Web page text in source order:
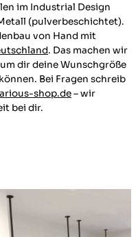
im Industrial Design
(pulverbeschichtet).
von Hand mit
. Das machen wir
dir deine Wunschgröße
Bei Fragen schreib
shop.de– wir
bei dir.